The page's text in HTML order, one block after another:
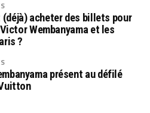
(déjà) acheter des billets pour
Wembanyama et les
?
présent au défilé